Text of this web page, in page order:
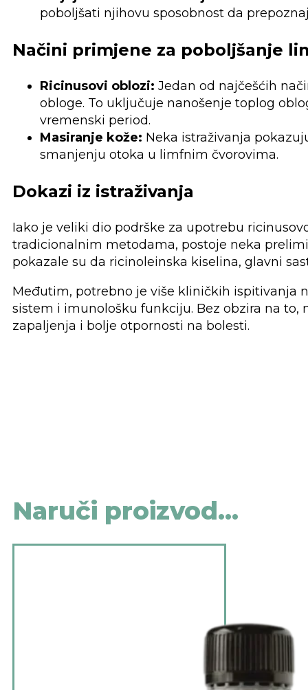
poboljšati njihovu sposobnost da
Načini primjene za poboljšanje
Ricinusovi oblozi: Jedan od najčešćih
obloge. To uključuje nanošenje toplog
vremenski period.
Masiranje kože: Neka istraživanja
smanjenju otoka u limfnim čvorovima.
Dokazi iz istraživanja
Iako je veliki dio podrške za upotrebu
tradicionalnim metodama, postoje neka
pokazale su da ricinoleinska kiselina, glavni
Međutim, potrebno je više kliničkih ispitivanja
sistem i imunološku funkciju. Bez obzira na
zapaljenja i bolje otpornosti na bolesti.
Naruči proizvod...